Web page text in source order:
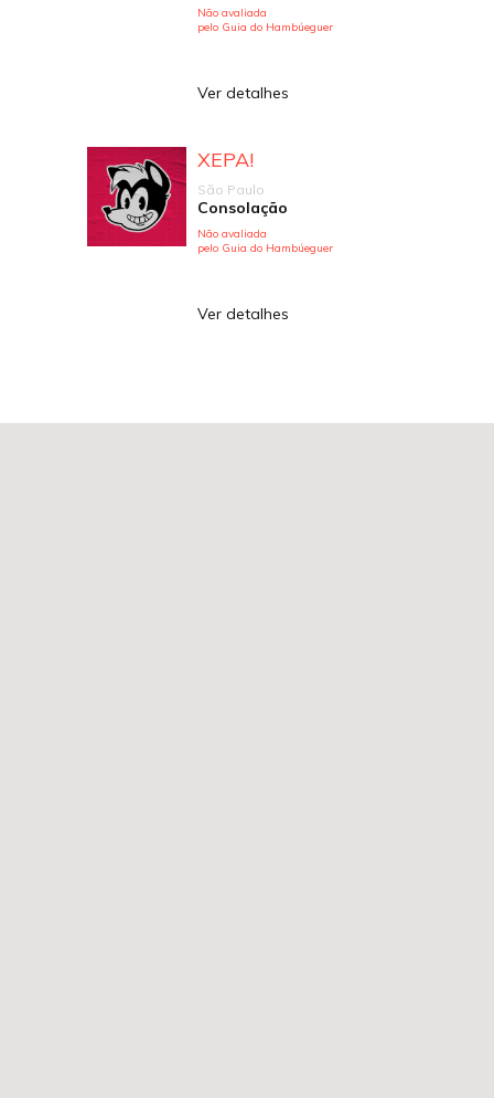
Não avaliada
pelo Guia do Hambúeguer
Ver detalhes
XEPA!
São Paulo
Consolação
Não avaliada
pelo Guia do Hambúeguer
Ver detalhes